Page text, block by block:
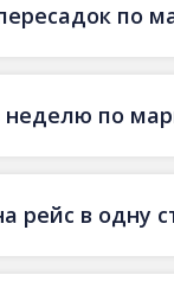
по
неделю по
рейс в одну